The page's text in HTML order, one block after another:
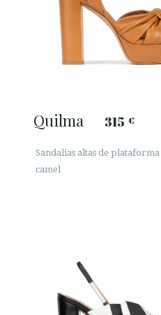
Quilma 315 €
Sandalias altas de
camel